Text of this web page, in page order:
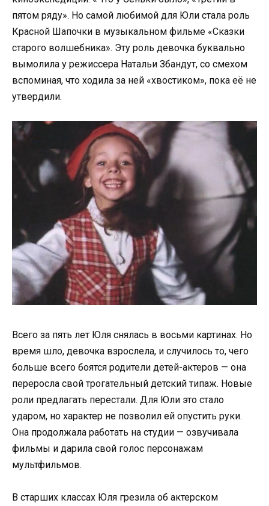
пятом ряду». Но самой любимой для Юли стала роль
Красной Шапочки в музыкальном фильме «Сказки
старого волшебника». Эту роль девочка буквально
вымолила у режиссера Натальи Збандут, со смехом
вспоминая, что ходила за ней «хвостиком», пока её не
утвердили.
Всего за пять лет Юля снялась в восьми картинах. Но
время шло, девочка взрослела, и случилось то, чего
больше всего боятся родители детей-актеров — она
переросла свой трогательный детский типаж. Новые
роли предлагать перестали. Для Юли это стало
ударом, но характер не позволил ей опустить руки.
Она продолжала работать на студии — озвучивала
фильмы и дарила свой голос персонажам
мультфильмов.
В старших классах Юля грезила об актерском